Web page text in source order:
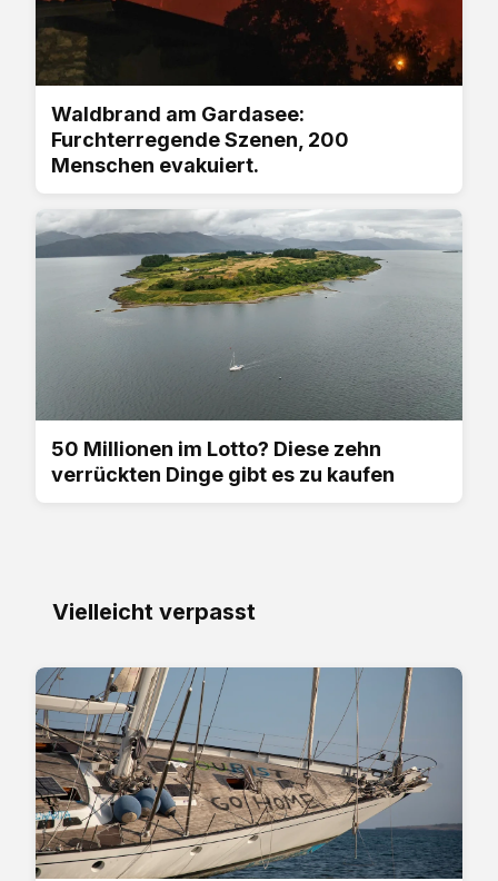
Waldbrand am Gardasee:
Furchterregende Szenen, 200
Menschen evakuiert.
50 Millionen im Lotto? Diese zehn
verrückten Dinge gibt es zu kaufen
Vielleicht verpasst